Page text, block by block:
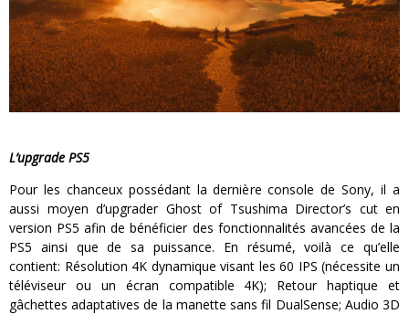
L’upgrade PS5
Pour les chanceux possédant la dernière console de Sony, il a
aussi moyen d’upgrader Ghost of Tsushima Director’s cut en
version PS5 afin de bénéficier des fonctionnalités avancées de la
PS5 ainsi que de sa puissance. En résumé, voilà ce qu’elle
contient: Résolution 4K dynamique visant les 60 IPS (nécessite un
téléviseur ou un écran compatible 4K); Retour haptique et
gâchettes adaptatives de la manette sans fil DualSense; Audio 3D